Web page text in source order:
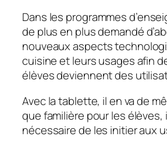
Dans les programmes
de plus en plus demandé
nouveaux aspects
cuisine et leurs usages afin
élèves deviennent des
Avec la tablette, il en va de
que familière pour les élèves,
nécessaire de les initier aux